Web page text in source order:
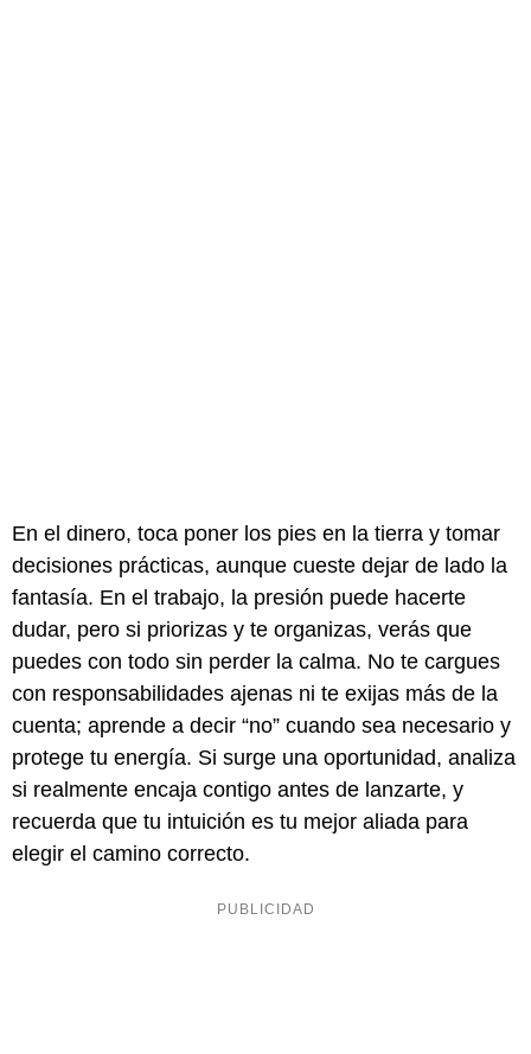
En el dinero, toca poner los pies en la tierra y tomar
decisiones prácticas, aunque cueste dejar de lado la
fantasía. En el trabajo, la presión puede hacerte
dudar, pero si priorizas y te organizas, verás que
puedes con todo sin perder la calma. No te cargues
con responsabilidades ajenas ni te exijas más de la
cuenta; aprende a decir “no” cuando sea necesario y
protege tu energía. Si surge una oportunidad, analiza
si realmente encaja contigo antes de lanzarte, y
recuerda que tu intuición es tu mejor aliada para
elegir el camino correcto.